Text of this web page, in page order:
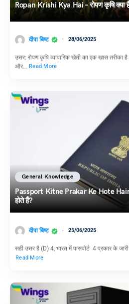
Ropan Krishi Kya Hai – रोपण कृषि क्या
दीपा बिष्ट 28/06/2025
उत्तर: रोपण कृषि व्यापारिक खेती का एक खास तरीका
और… Read More
General Knowledge
Passport Kitne Prakar Ke Hote Hain
होते हैं?
दीपा बिष्ट 25/06/2025
सही उत्तर है (D) 4, भारत में पासपोर्ट 4 प्रकार के
Read More